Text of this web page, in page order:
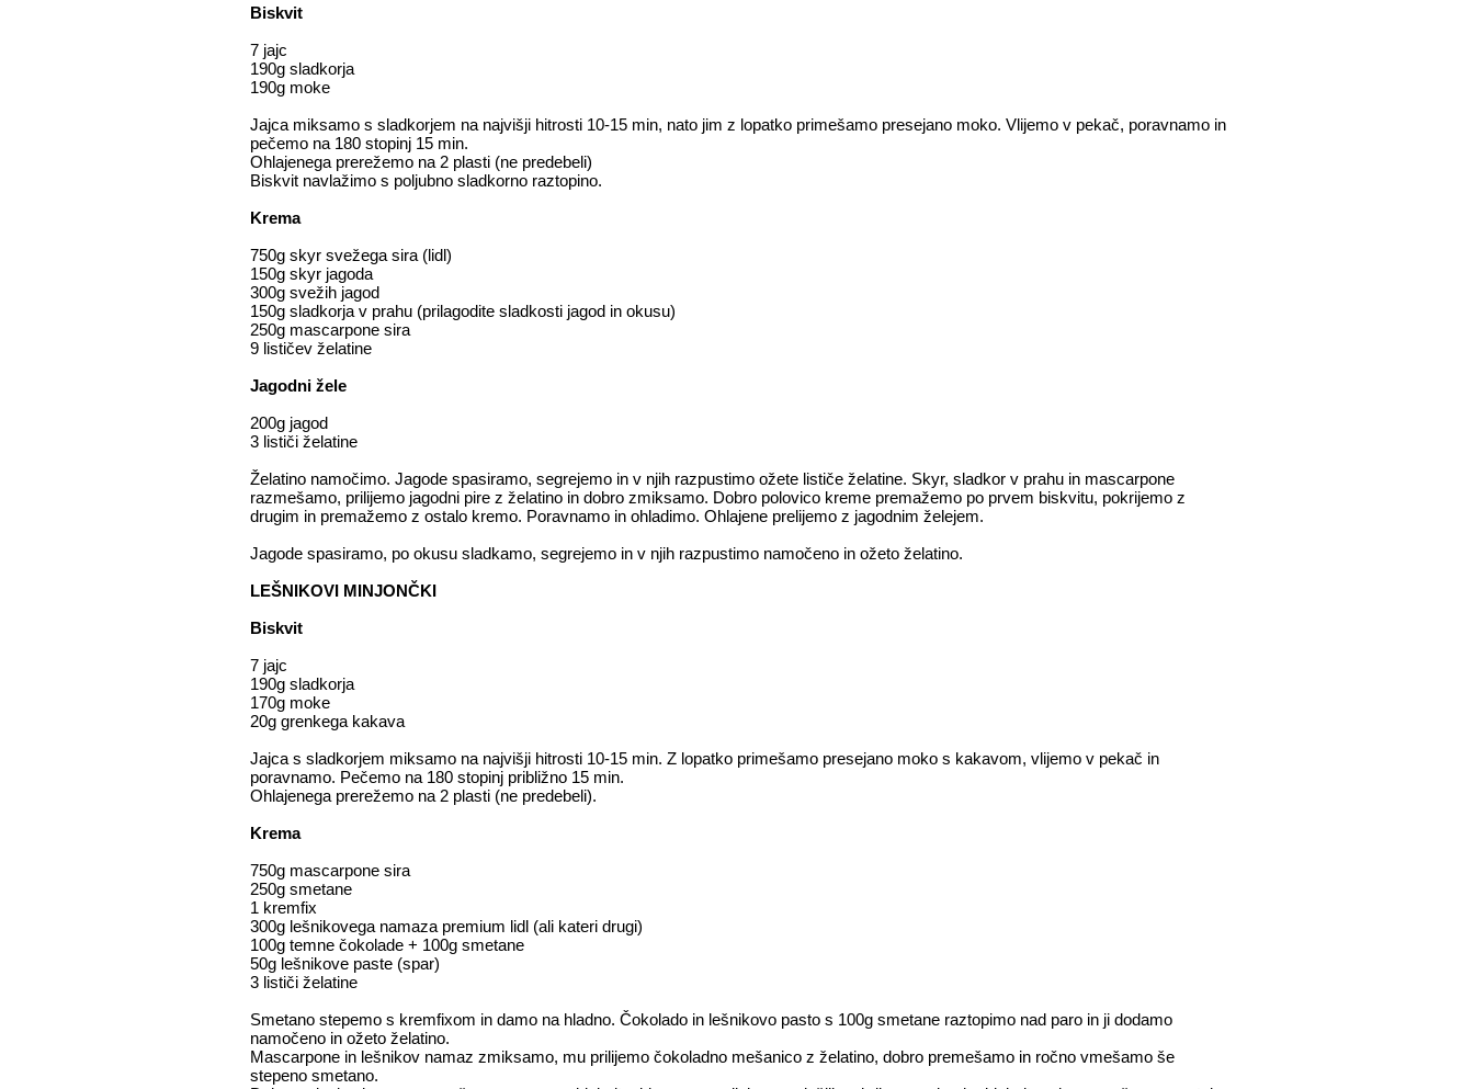
Biskvit
7 jajc
190g sladkorja
190g moke
Jajca miksamo s sladkorjem na najvišji hitrosti 10-15 min, nato jim z lopatko primešamo presejano moko. Vlijemo v pekač, poravnamo in
pečemo na 180 stopinj 15 min.
Ohlajenega prerežemo na 2 plasti (ne predebeli)
Biskvit navlažimo s poljubno sladkorno raztopino.
Krema
750g skyr svežega sira (lidl)
150g skyr jagoda
300g svežih jagod
150g sladkorja v prahu (prilagodite sladkosti jagod in okusu)
250g mascarpone sira
9 lističev želatine
Jagodni žele
200g jagod
3 lističi želatine
Želatino namočimo. Jagode spasiramo, segrejemo in v njih razpustimo ožete lističe želatine. Skyr, sladkor v prahu in mascarpone
razmešamo, prilijemo jagodni pire z želatino in dobro zmiksamo. Dobro polovico kreme premažemo po prvem biskvitu, pokrijemo z
drugim in premažemo z ostalo kremo. Poravnamo in ohladimo. Ohlajene prelijemo z jagodnim želejem.
Jagode spasiramo, po okusu sladkamo, segrejemo in v njih razpustimo namočeno in ožeto želatino.
LEŠNIKOVI MINJONČKI
Biskvit
7 jajc
190g sladkorja
170g moke
20g grenkega kakava
Jajca s sladkorjem miksamo na najvišji hitrosti 10-15 min. Z lopatko primešamo presejano moko s kakavom, vlijemo v pekač in
poravnamo. Pečemo na 180 stopinj približno 15 min.
Ohlajenega prerežemo na 2 plasti (ne predebeli).
Krema
750g mascarpone sira
250g smetane
1 kremfix
300g lešnikovega namaza premium lidl (ali kateri drugi)
100g temne čokolade + 100g smetane
50g lešnikove paste (spar)
3 lističi želatine
Smetano stepemo s kremfixom in damo na hladno. Čokolado in lešnikovo pasto s 100g smetane raztopimo nad paro in ji dodamo
namočeno in ožeto želatino.
Mascarpone in lešnikov namaz zmiksamo, mu prilijemo čokoladno mešanico z želatino, dobro premešamo in ročno vmešamo še
stepeno smetano.